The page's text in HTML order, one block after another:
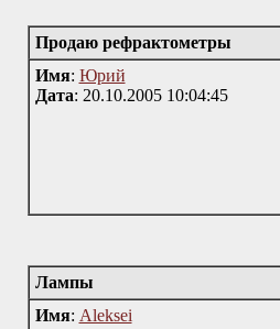
Продаю рефрактометры
Имя: Юрий
Дата: 20.10.2005 10:04:45
Лампы
Имя: Aleksei